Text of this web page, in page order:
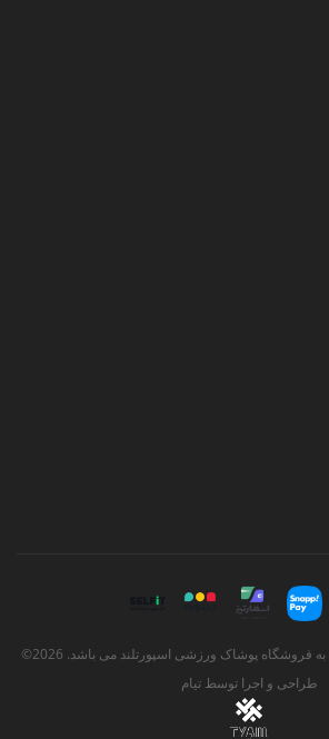
فروشگاه پوشاک ورزشی اسپورتلند می باشد. 2026©
طراحی و اجرا توسطتیام